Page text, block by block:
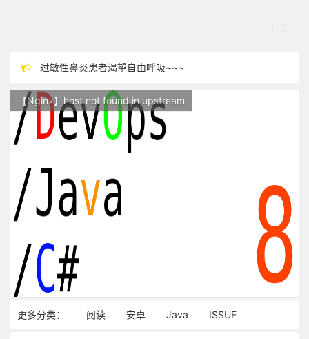
过敏性鼻炎患者渴望自由呼吸~~~
站点随时调整中，如果不能访问，请稍等片刻
反对日本核废水排海
【Nginx】host not found in upstream
更多分类： 阅读 安卓 Java ISSUE